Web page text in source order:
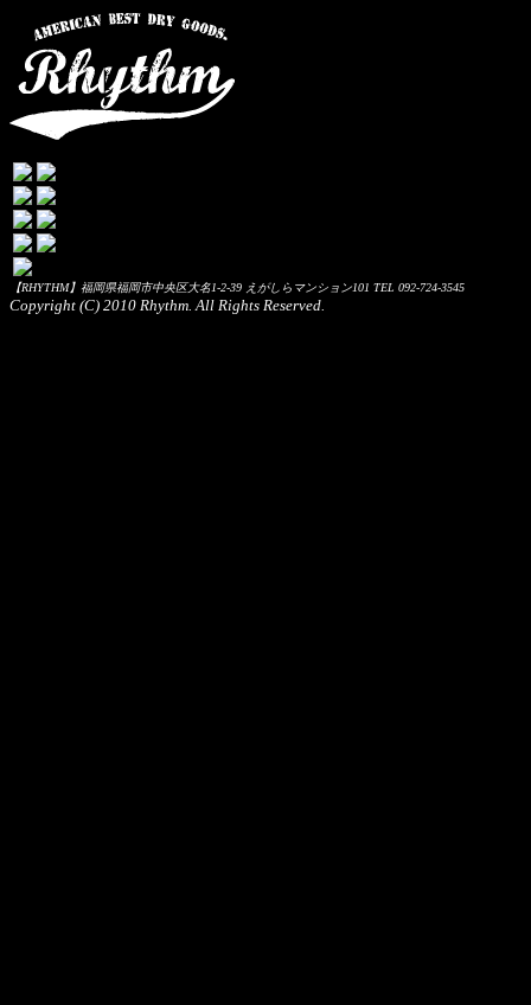
【RHYTHM】福岡県福岡市中央区大名1-2-39 えがしらマンション101 TEL 092-724-3545
Copyright (C) 2010 Rhythm. All Rights Reserved.